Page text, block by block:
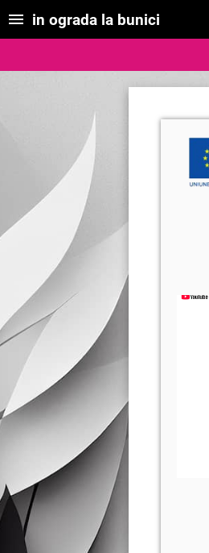
in ograda la bunici